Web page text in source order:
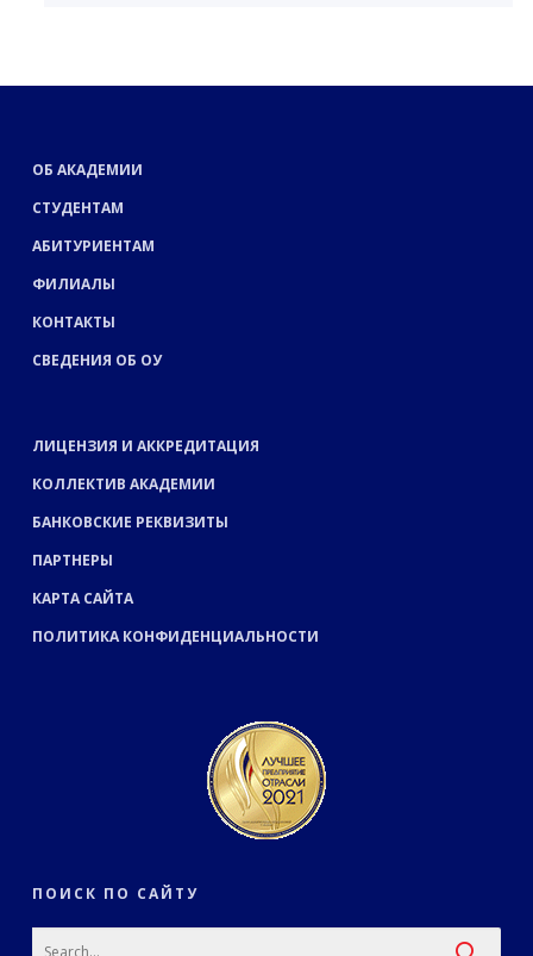
ОБ АКАДЕМИИ
СТУДЕНТАМ
АБИТУРИЕНТАМ
ФИЛИАЛЫ
КОНТАКТЫ
СВЕДЕНИЯ ОБ ОУ
ЛИЦЕНЗИЯ И АККРЕДИТАЦИЯ
КОЛЛЕКТИВ АКАДЕМИИ
БАНКОВСКИЕ РЕКВИЗИТЫ
ПАРТНЕРЫ
КАРТА САЙТА
ПОЛИТИКА КОНФИДЕНЦИАЛЬНОСТИ
ПОИСК ПО САЙТУ